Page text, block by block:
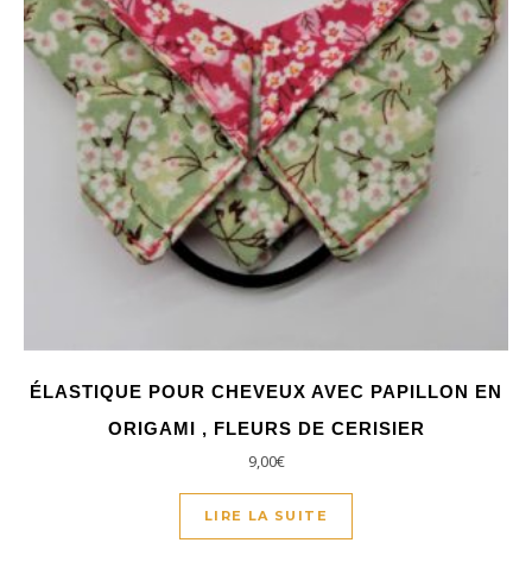
ÉLASTIQUE POUR CHEVEUX AVEC PAPILLON EN
ORIGAMI , FLEURS DE CERISIER
9,00€
LIRE LA SUITE